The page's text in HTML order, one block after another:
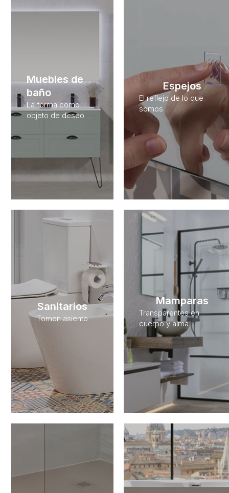
Muebles de
baño
La forma como
objeto de deseo
Espejos
El reflejo de lo que
somos
Sanitarios
Tomen asiento
Mamparas
Transparentes en
cuerpo y alma